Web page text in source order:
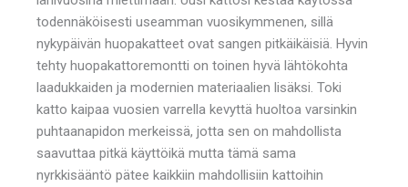
todennäköisesti useamman vuosikymmenen, sillä
nykypäivän huopakatteet ovat sangen pitkäikäisiä. Hyvin
tehty huopakattoremontti on toinen hyvä lähtökohta
laadukkaiden ja modernien materiaalien lisäksi. Toki
katto kaipaa vuosien varrella kevyttä huoltoa varsinkin
puhtaanapidon merkeissä, jotta sen on mahdollista
saavuttaa pitkä käyttöikä mutta tämä sama
nyrkkisääntö pätee kaikkiin mahdollisiin kattoihin